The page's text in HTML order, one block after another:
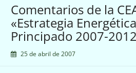
eólico
de
Asturies
Comentarios de la
«Estrategia
Principado 2007-
25 de abril de 2007